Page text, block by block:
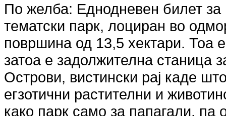
По желба: Еднодневен билет за
тематски парк, лоциран во
површина од 13,5 хектари. Тоа
затоа е задолжителна станица
Острови, вистински рај каде
егзотични растителни и
како парк само за папагали, па